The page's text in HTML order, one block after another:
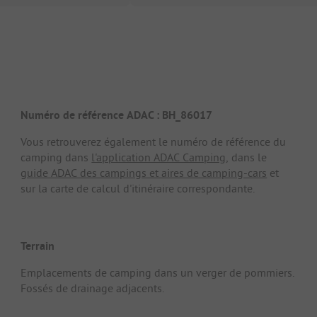
Numéro de référence ADAC : BH_86017
Vous retrouverez également le numéro de référence du
camping dans l'application ADAC Camping , dans le
guide ADAC des campings et aires de camping-cars et
sur la carte de calcul d'itinéraire correspondante.
Terrain
Emplacements de camping dans un verger de pommiers.
Fossés de drainage adjacents.